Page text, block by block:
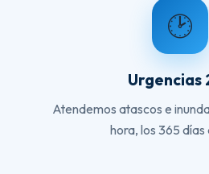
🕑
Urgencias
Atendemos atascos e
hora, los 365 días